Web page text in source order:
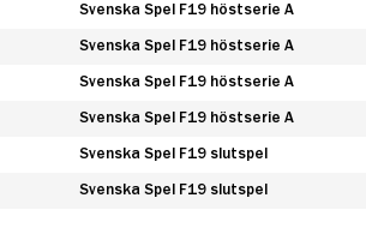
Svenska Spel F19 höstserie A
Svenska Spel F19 höstserie A
Svenska Spel F19 höstserie A
Svenska Spel F19 höstserie A
Svenska Spel F19 slutspel
Svenska Spel F19 slutspel